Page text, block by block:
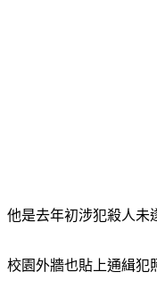
他是去年初涉犯殺人未
校園外牆也貼上通緝犯